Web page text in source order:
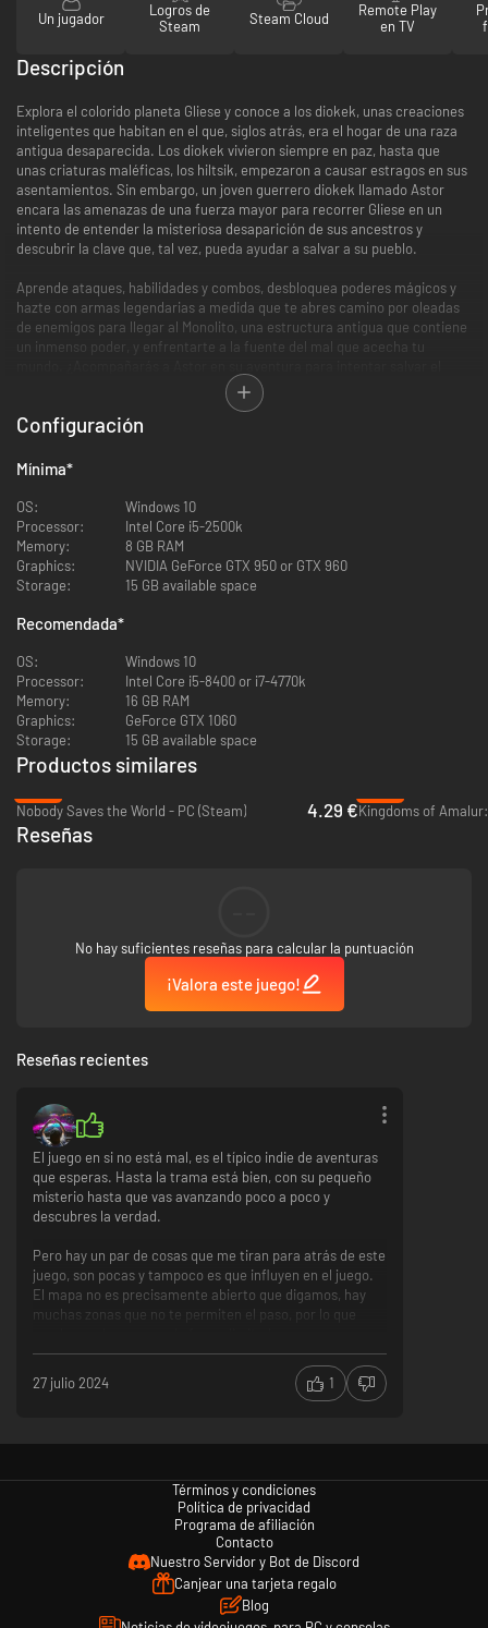
Un jugador
Logros de
Steam
Steam Cloud
Remote Play
en TV
Descripción
Explora el colorido planeta Gliese y conoce a los diokek, unas creaciones
inteligentes que habitan en el que, siglos atrás, era el hogar de una raza
antigua desaparecida. Los diokek vivieron siempre en paz, hasta que
unas criaturas maléficas, los hiltsik, empezaron a causar estragos en sus
asentamientos. Sin embargo, un joven guerrero diokek llamado Astor
encara las amenazas de una fuerza mayor para recorrer Gliese en un
intento de entender la misteriosa desaparición de sus ancestros y
descubrir la clave que, tal vez, pueda ayudar a salvar a su pueblo.
Aprende ataques, habilidades y combos, desbloquea poderes mágicos y
hazte con armas legendarias a medida que te abres camino por oleadas
de enemigos para llegar al Monolito, una estructura antigua que contiene
un inmenso poder, y enfrentarte a la fuente del mal que acecha tu
Pelea en combate contra 16 enemigos distintos y 10 formidables
jefes a lo largo de más de 20 horas de juego con misiones
secundarias.
Ármate con 4 armas únicas, domina habilidades y combos
dinámicos, invoca a poderosos constructos y da forma a tu propio
estilo de combate.
Recorre los paisajes variopintos de Gliese, completa misiones
secundarias y descubre los restos que tus ancestros dejaron atrás.
Pon a prueba tus habilidades en combates desafiantes y conquista
el modo Partida nueva + para enfrentarte a un desafío aún mayor.
Viaja por cada rincón del místico Gliese en busca de una historia perdida,
oculta en los majestuosos paisajes, ruinas antiguas y viejos templos que
dejaron las civilizaciones pasadas por todo el planeta. Aprovecha el poder
rúnico para pasar al plano espiritual y resolver puzles, revelar pasajes
Configuración
Mínima*
OS:
Windows 10
Processor:
Intel Core i5-2500k
Memory:
8 GB RAM
Graphics:
NVIDIA GeForce GTX 950 or GTX 960
Storage:
15 GB available space
Recomendada*
OS:
Windows 10
Processor:
Intel Core i5-8400 or i7-4770k
Memory:
16 GB RAM
Graphics:
GeForce GTX 1060
Storage:
15 GB available space
Productos similares
Nobody Saves the World - PC (Steam)
4.29 €
Reseñas
No hay suficientes reseñas para calcular la puntuación
¡Valora este juego!
Reseñas recientes
El juego en si no está mal, es el típico indie de aventuras
que esperas. Hasta la trama está bien, con su pequeño
misterio hasta que vas avanzando poco a poco y
descubres la verdad.
Pero hay un par de cosas que me tiran para atrás de este
juego, son pocas y tampoco es que influyen en el juego.
El mapa no es precisamente abierto que digamos, hay
muchas zonas que no te permiten el paso, por lo que
El combate en líneas generales está bien, un poco torpes
los controles, tanto para el combate como para moverte
27 julio 2024 1
Términos y condiciones
Política de privacidad
Programa de afiliación
Contacto
Nuestro Servidor y Bot de Discord
Canjear una tarjeta regalo
Blog